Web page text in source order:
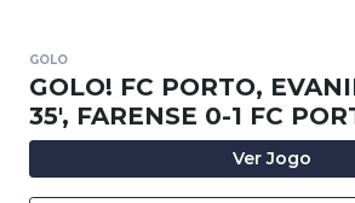
GOLO
GOLO! FC PORTO,
35', FARENSE 0-1 FC
Ver Jogo